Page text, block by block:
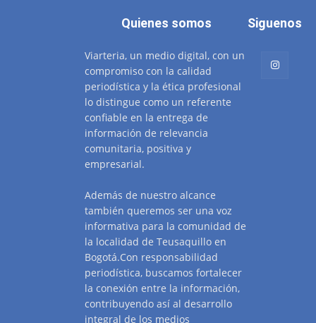
Quienes somos
Viarteria, un medio digital, con un
compromiso con la calidad
periodística y la ética profesional
lo distingue como un referente
confiable en la entrega de
información de relevancia
comunitaria, positiva y
empresarial.
Además de nuestro alcance
también queremos ser una voz
informativa para la comunidad de
la localidad de Teusaquillo en
Bogotá.Con responsabilidad
periodística, buscamos fortalecer
la conexión entre la información,
contribuyendo así al desarrollo
integral de los medios
Siguenos